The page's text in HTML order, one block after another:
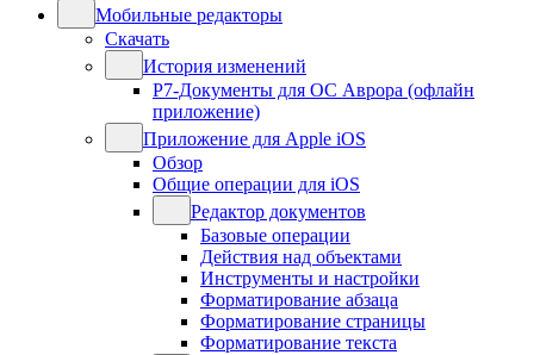
Мобильные редакторы
Скачать
История изменений
Р7-Документы для ОС Аврора (офлайн
приложение)
Приложение для Apple iOS
Обзор
Общие операции для iOS
Редактор документов
Базовые операции
Действия над объектами
Инструменты и настройки
Форматирование абзаца
Форматирование страницы
Форматирование текста